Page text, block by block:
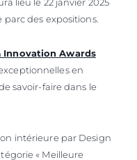
des expositions.
Innovation Awards
en
savoir-faire dans le
intérieure par Design
« Meilleure